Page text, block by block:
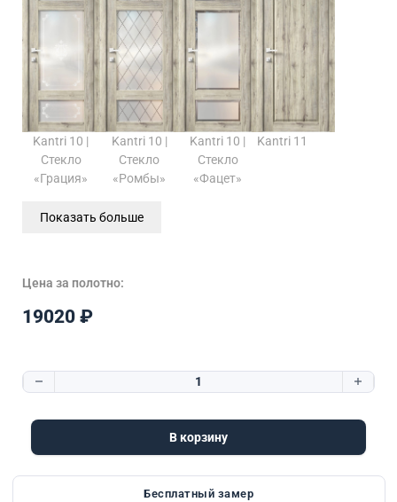
Kantri 10 |
Стекло
«Грация»
Kantri 10 |
Стекло
«Ромбы»
Kantri 10 |
Стекло
«Фацет»
Kantri 11
Показать больше
Цена за полотно:
19020 ₽
Количество товара Kantri 12 | Стекло «Фацет»
В корзину
Бесплатный замер